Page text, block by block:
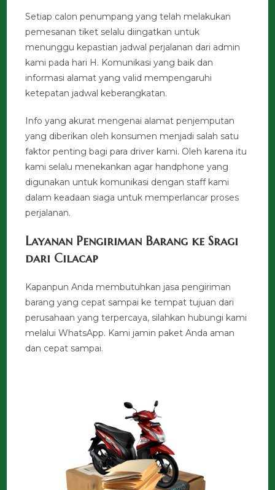
Setiap calon penumpang yang telah melakukan
pemesanan tiket selalu diingatkan untuk
menunggu kepastian jadwal perjalanan dari admin
kami pada hari H. Komunikasi yang baik dan
informasi alamat yang valid mempengaruhi
ketepatan jadwal keberangkatan.
Info yang akurat mengenai alamat penjemputan
yang diberikan oleh konsumen menjadi salah satu
faktor penting bagi para driver kami. Oleh karena itu
kami selalu menekankan agar handphone yang
digunakan untuk komunikasi dengan staff kami
dalam keadaan siaga untuk memperlancar proses
perjalanan.
Layanan Pengiriman Barang ke Sragi
dari Cilacap
Kapanpun Anda membutuhkan jasa pengiriman
barang yang cepat sampai ke tempat tujuan dari
perusahaan yang terpercaya, silahkan hubungi kami
melalui WhatsApp. Kami jamin paket Anda aman
dan cepat sampai.